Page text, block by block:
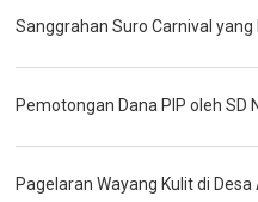
Sanggrahan Suro Carnival yang
Pemotongan Dana PIP oleh SD
Pagelaran Wayang Kulit di